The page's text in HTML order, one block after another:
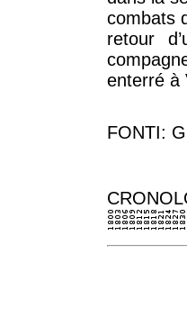
combats
retour
enterré à
FONTI: